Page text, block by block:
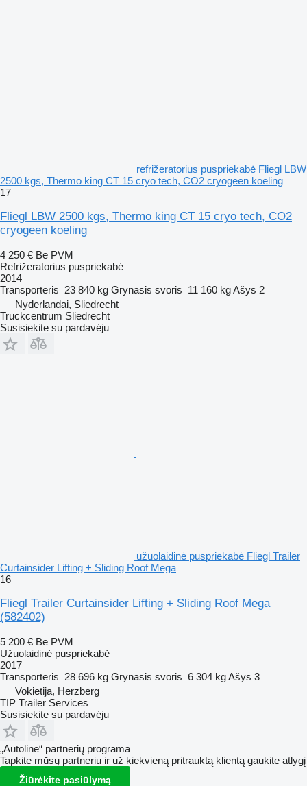
refrižeratorius puspriekabė Fliegl LBW
2500 kgs, Thermo king CT 15 cryo tech, CO2 cryogeen koeling
17
Fliegl LBW 2500 kgs, Thermo king CT 15 cryo tech, CO2
cryogeen koeling
4 250 € Be PVM
Refrižeratorius puspriekabė
2014
Transporteris 23 840 kg Grynasis svoris 11 160 kgAšys 2
Nyderlandai, Sliedrecht
Truckcentrum Sliedrecht
Susisiekite su pardavėju
užuolaidinė puspriekabė Fliegl Trailer
Curtainsider Lifting + Sliding Roof Mega
16
Fliegl Trailer Curtainsider Lifting + Sliding Roof Mega
(582402)
5 200 € Be PVM
Užuolaidinė puspriekabė
2017
Transporteris 28 696 kg Grynasis svoris 6 304 kgAšys 3
Vokietija, Herzberg
TIP Trailer Services
Susisiekite su pardavėju
„Autoline“ partnerių programa
Tapkite mūsų partneriu ir už kiekvieną pritrauktą klientą gaukite atlygį
Žiūrėkite pasiūlymą